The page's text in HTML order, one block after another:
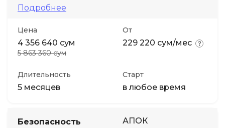
Подробнее
Цена
4 356 640 сум
5 863 360 сум
От
229 220 сум/мес
Длительность
5 месяцев
Старт
в любое время
Безопасность
АПОК